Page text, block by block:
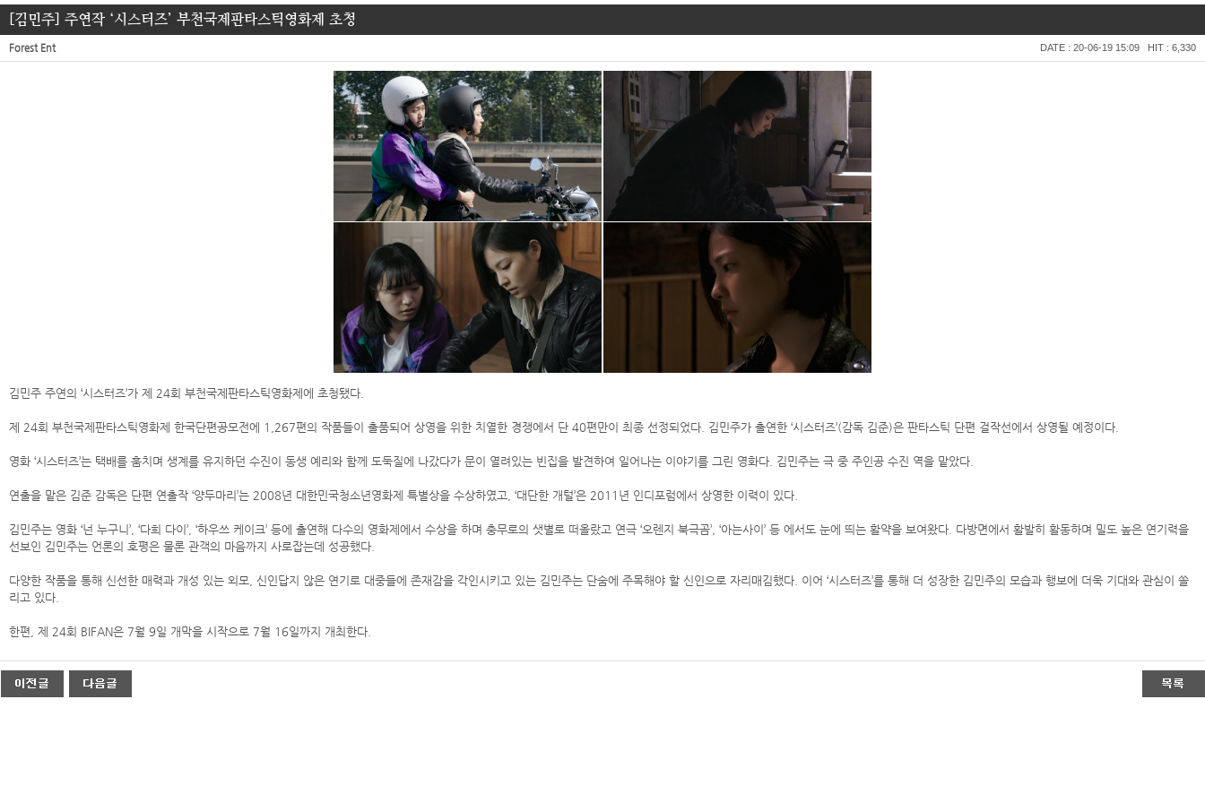
[김민주] 주연작 ‘시스터즈’ 부천국제판타스틱영화제 초청
Forest Ent DATE : 20-06-19 15:09 HIT : 6,330
김민주 주연의 ‘시스터즈’가 제 24회 부천국제판타스틱영화제에 초청됐다.
제 24회 부천국제판타스틱영화제 한국단편공모전에 1,267편의 작품들이 출품되어 상영을 위한 치열한 경쟁에서 단 40편만이 최종 선정되었다. 김민주가 출연한 ‘시스터즈’(감독 김준)은 판타스틱 단편 걸작선에서 상영될 예정이다.
영화 ‘시스터즈’는 택배를 훔치며 생계를 유지하던 수진이 동생 예리와 함께 도둑질에 나갔다가 문이 열려있는 빈집을 발견하여 일어나는 이야기를 그린 영화다. 김민주는 극 중 주인공 수진 역을 맡았다.
연출을 맡은 김준 감독은 단편 연출작 ‘양두마리’는 2008년 대한민국청소년영화제 특별상을 수상하였고, ‘대단한 개털’은 2011년 인디포럼에서 상영한 이력이 있다.
김민주는 영화 ‘넌 누구니’, ‘다희 다이’, ‘하우쓰 케이크’ 등에 출연해 다수의 영화제에서 수상을 하며 충무로의 샛별로 떠올랐고 연극 ‘오렌지 북극곰’, ‘아는사이’ 등 에서도 눈에 띄는 활약을 보여왔다. 다방면에서 활발히 활동하며 밀도 높은 연기력을
선보인 김민주는 언론의 호평은 물론 관객의 마음까지 사로잡는데 성공했다.
다양한 작품을 통해 신선한 매력과 개성 있는 외모, 신인답지 않은 연기로 대중들에 존재감을 각인시키고 있는 김민주는 단숨에 주목해야 할 신인으로 자리매김했다. 이어 ‘시스터즈’를 통해 더 성장한 김민주의 모습과 행보에 더욱 기대와 관심이 쏠
리고 있다.
한편, 제 24회 BIFAN은 7월 9일 개막을 시작으로 7월 16일까지 개최한다.